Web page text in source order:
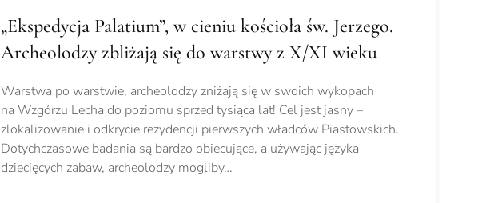
„Ekspedycja Palatium”, w cieniu kościoła św. Jerzego.
Archeolodzy zbliżają się do warstwy z X/XI wieku
Warstwa po warstwie, archeolodzy zniżają się w swoich wykopach
na Wzgórzu Lecha do poziomu sprzed tysiąca lat! Cel jest jasny –
zlokalizowanie i odkrycie rezydencji pierwszych władców Piastowskich.
Dotychczasowe badania są bardzo obiecujące, a używając języka
dziecięcych zabaw, archeolodzy mogliby…